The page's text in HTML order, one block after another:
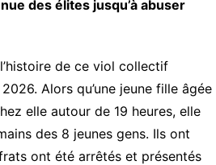
des élites jusqu’à abuser
de ce viol collectif
Alors qu’une jeune fille âgée
elle autour de 19 heures, elle
des 8 jeunes gens. Ils ont
ont été arrêtés et présentés